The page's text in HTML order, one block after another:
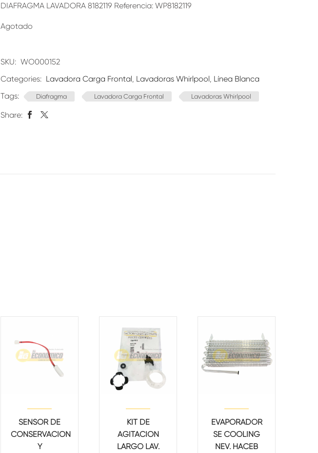
DIAFRAGMA LAVADORA 8182119 Referencia: WP8182119
Agotado
SKU: WO000152
Categories: Lavadora Carga Frontal Lavadoras Whirlpool Línea Blanca
Tags:
Diafragma Lavadora Carga Frontal Lavadoras Whirlpool
Share:
SENSOR DE
CONSERVACION
Y
KIT DE
AGITACION
LARGO LAV.
EVAPORADOR
SE COOLING
NEV. HACEB